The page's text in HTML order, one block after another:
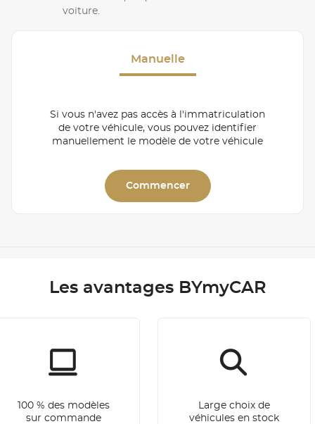
voiture.
Manuelle
Si vous n'avez pas accès à l'immatriculation
de votre véhicule, vous pouvez identifier
manuellement le modèle de votre véhicule
Commencer
Les avantages BYmyCAR
100 % des modèles
sur commande
Large choix de
véhicules en stock